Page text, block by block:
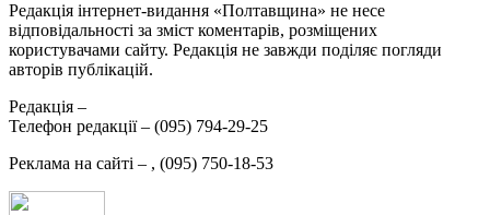
Редакція інтернет-видання «Полтавщина» не несе
відповідальності за зміст коментарів, розміщених
користувачами сайту. Редакція не завжди поділяє погляди
авторів публікацій.
Редакція –
Телефон редакції – (095) 794-29-25
Реклама на сайті – , (095) 750-18-53